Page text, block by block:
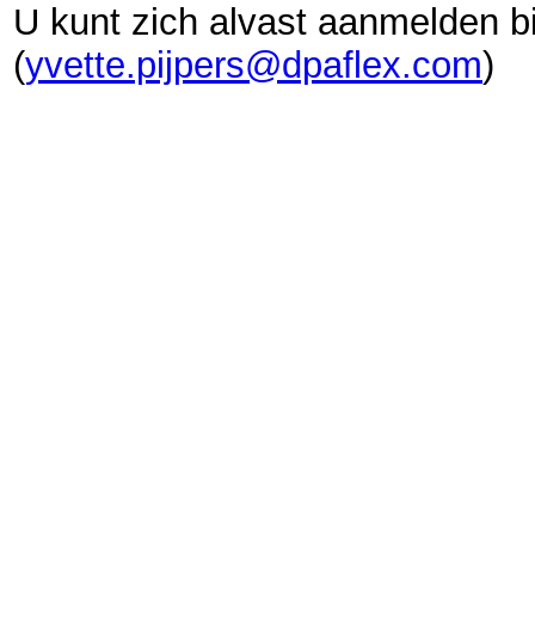
U kunt zich alvast aanmelden
(yvette.pijpers@dpaflex.com)